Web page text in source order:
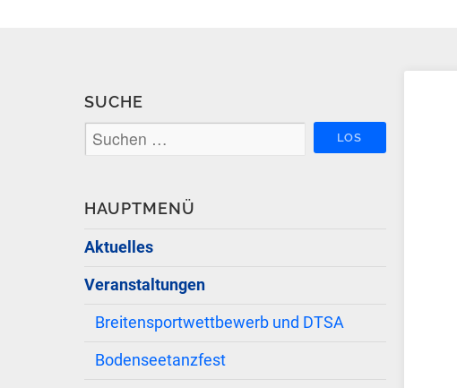
SUCHE
HAUPTMENÜ
Aktuelles
Veranstaltungen
Breitensportwettbewerb und DTSA
Bodenseetanzfest